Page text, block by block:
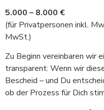
5.000 – 8.000 €
(für Privatpersonen inkl.
MwSt.)
Zu Beginn vereinbaren wir
transparent: Wenn wir
Bescheid – und Du
ob der Prozess für Dich